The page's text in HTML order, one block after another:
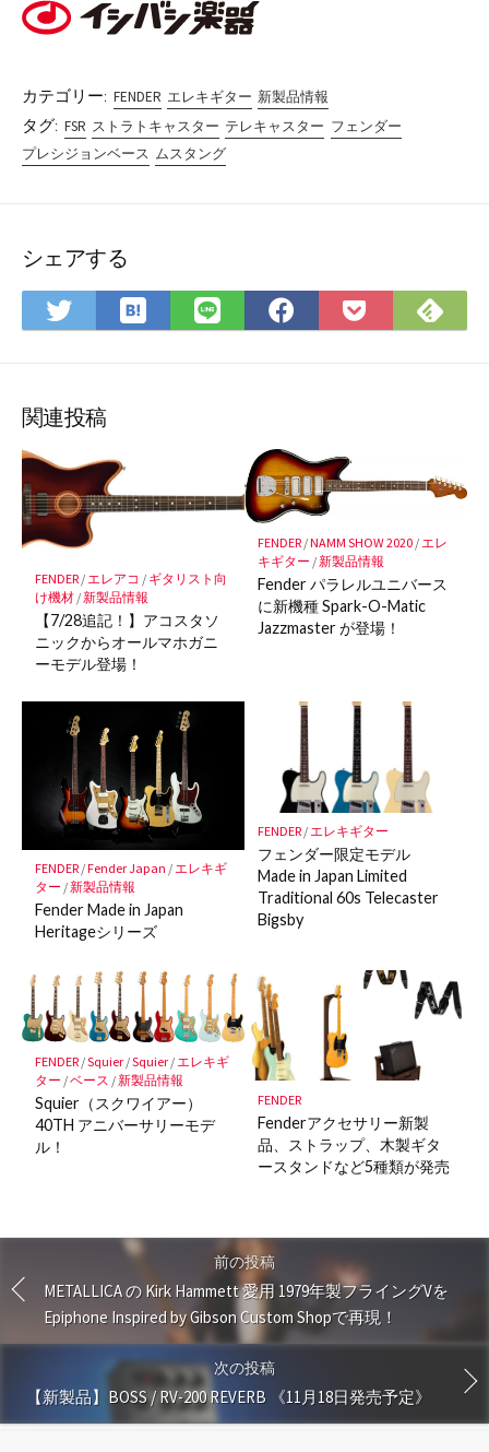
カテゴリー: FENDER エレキギター 新製品情報
タグ: FSR ストラトキャスター テレキャスター フェンダー
プレシジョンベース ムスタング
シェアする
Twitter
で
ア
は
て
ー
ク
保
存
LINE
で
Facebook
で
Pocket
に
で
関連投稿
FENDER/ エレアコ / ギタリスト向
け機材/新製品情報
【7/28追記！】アコスタソ
ニックからオールマホガニ
ーモデル登場！
FENDER/NAMM SHOW 2020/ エレ
キギター /新製品情報
Fender パラレルユニバース
に新機種 Spark-O-Matic
Jazzmaster が登場！
FENDER/Fender Japan /エレキギ
ター /新製品情報
Fender Made in Japan
Heritageシリーズ
FENDER/エレキギター
フェンダー限定モデル
Made in Japan Limited
Traditional 60s Telecaster
Bigsby
FENDER/Squier/Squier/ エレキギ
ター /ベース /新製品情報
Squier（スクワイアー）
40TH アニバーサリーモデ
ル！
FENDER
Fenderアクセサリー新製
品、ストラップ、木製ギタ
ースタンドなど5種類が発売
前の投稿
METALLICA の Kirk Hammett 愛用 1979年製フライングVを
Epiphone Inspired by Gibson Custom Shopで再現！
次の投稿
【新製品】BOSS / RV-200 REVERB 《11月18日発売予定》